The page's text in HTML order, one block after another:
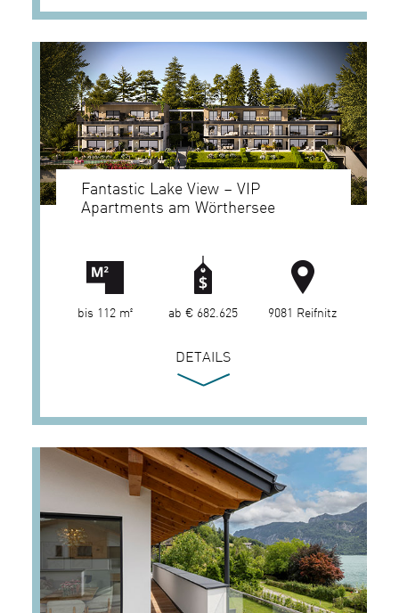
Fantastic Lake View – VIP
Apartments am Wörthersee
bis 112 m² ab € 682.625 9081 Reifnitz
DETAILS